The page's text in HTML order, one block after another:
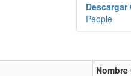
Descargar
People